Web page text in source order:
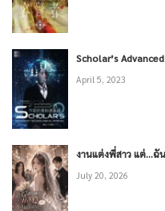
Scholar’s
April 5, 2023
งานแต่งพี่สาว แต่…ฉั
July 20, 2026